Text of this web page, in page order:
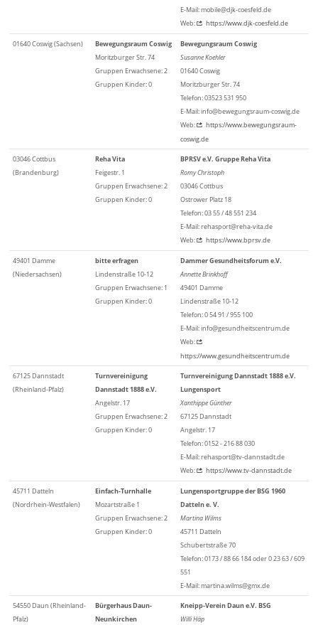
E-Mail: mobile@djk-coesfeld.de
Web:
https://www.djk-coesfeld.de
01640 Coswig (Sachsen)
Bewegungsraum Coswig
Moritzburger Str. 74
Gruppen Erwachsene: 2
Gruppen Kinder: 0
Bewegungsraum Coswig
Susanne Koehler
01640 Coswig
Moritzburger Str. 74
Telefon: 03523 531 950
E-Mail: info@bewegungsraum-coswig.de
Web:
https://www.bewegungsraum-
coswig.de
03046 Cottbus
(Brandenburg)
Reha Vita
Feigestr. 1
Gruppen Erwachsene: 2
Gruppen Kinder: 0
BPRSV e.V. Gruppe Reha Vita
Romy Christoph
03046 Cottbus
Ostrower Platz 18
Telefon: 03 55 / 48 551 234
E-Mail: rehasport@reha-vita.de
Web:
https://www.bprsv.de
49401 Damme
(Niedersachsen)
bitte erfragen
Lindenstraße 10-12
Gruppen Erwachsene: 1
Gruppen Kinder: 0
Dammer Gesundheitsforum e.V.
Annette Brinkhoff
49401 Damme
Lindenstraße 10-12
Telefon: 0 54 91 / 955 100
E-Mail: info@gesundheitscentrum.de
Web:
https://www.gesundheitscentrum.de
67125 Dannstadt
(Rheinland-Pfalz)
Turnvereinigung
Dannstadt 1888 e.V.
Angelstr. 17
Gruppen Erwachsene: 2
Gruppen Kinder: 0
Turnvereinigung Dannstadt 1888 e.V.
Lungensport
Xanthippe Günther
67125 Dannstadt
Angelstr. 17
Telefon: 0152 - 216 88 030
E-Mail: rehasport@tv-dannstadt.de
Web:
https://www.tv-dannstadt.de
45711 Datteln
(Nordrhein-Westfalen)
Einfach-Turnhalle
Mozartstraße 1
Gruppen Erwachsene: 2
Gruppen Kinder: 0
Lungensportgruppe der BSG 1960
Datteln e. V.
Martina Wilms
45711 Datteln
Schubertstraße 70
Telefon: 0173 / 88 66 184 oder 0 23 63 / 609
551
E-Mail: martina.wilms@gmx.de
54550 Daun (Rheinland-
Pfalz)
Bürgerhaus Daun-
Neunkirchen
Kneipp-Verein Daun e.V. BSG
Willi Häp